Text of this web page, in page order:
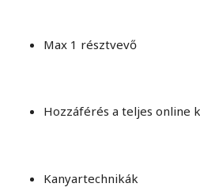
Max 1 résztvevő
Hozzáférés a teljes online
Kanyartechnikák